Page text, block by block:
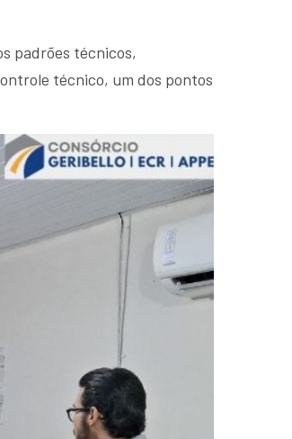
padrões técnicos,
técnico, um dos pontos